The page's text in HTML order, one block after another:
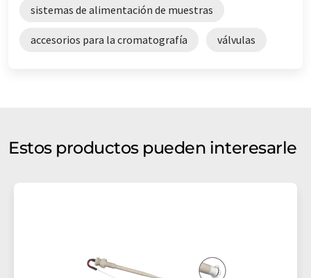
sistemas de alimentación de muestras
accesorios para la cromatografía válvulas
Estos productos pueden interesarle